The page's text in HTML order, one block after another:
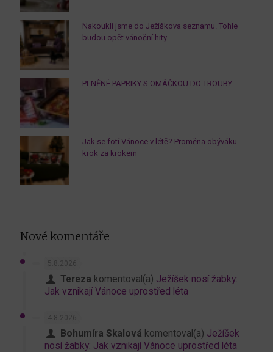
Nakoukli jsme do Ježíškova seznamu. Tohle
budou opět vánoční hity.
PLNĚNÉ PAPRIKY S OMÁČKOU DO TROUBY
Jak se fotí Vánoce v létě? Proměna obýváku
krok za krokem
Nové komentáře
5.8.2026
Tereza komentoval(a) Ježíšek nosí žabky:
Jak vznikají Vánoce uprostřed léta
4.8.2026
Bohumíra Skalová komentoval(a) Ježíšek
nosí žabky: Jak vznikají Vánoce uprostřed léta